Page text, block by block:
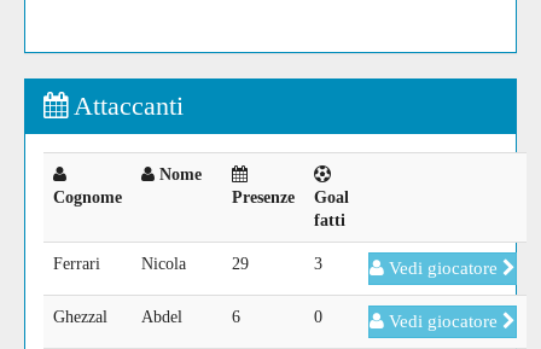
Attaccanti
Cognome
Nome
Presenze
Goal
fatti
Ferrari Nicola 29 3 Vedi giocatore
Ghezzal Abdel 6 0 Vedi giocatore